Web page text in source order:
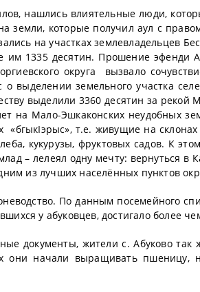
нашлись влиятельные люди,
земли, которые получил аул с
на участках землевладельцев
им 1335 десятин. Прошение эфенди
округа вызвало
о выделении земельного участка
выделили 3360 десятин за
на Мало-Эшкаконских неудобных
«бгыкIэрыс», т.е. живущие на
кукурузы, фруктовых садов. К
– лелеял одну мечту: вернуться в
из лучших населённых пунктов
По данным посемейного
у абуковцев, достигало более
документы, жители с. Абуково
они начали выращивать пшеницу,